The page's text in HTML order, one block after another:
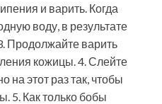
и варить. Когда
воду, в результате
Продолжайте варить
кожицы. 4. Слейте
на этот раз так, чтобы
5. Как только бобы